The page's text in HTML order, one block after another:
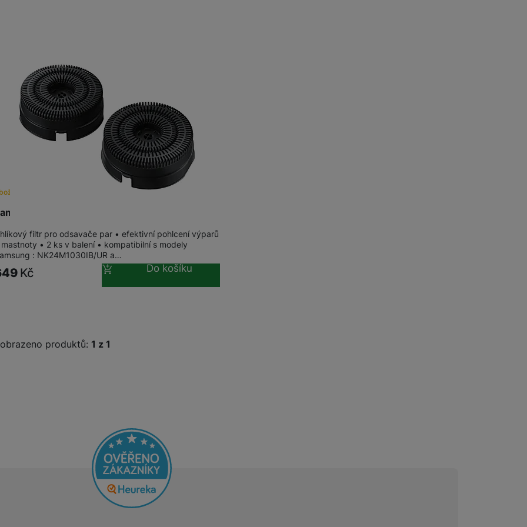
Smart
Ventilátory
Počítače a notebooky
MA-CF102 filtr do odsavače
na objednávku
filtr pro odsavače par • efektivní pohlcení výparů
• 2 ks v balení • kompatibilní s modely
: NK24M1030IB/UR a…
Kč Do košíku
produktů: z 1